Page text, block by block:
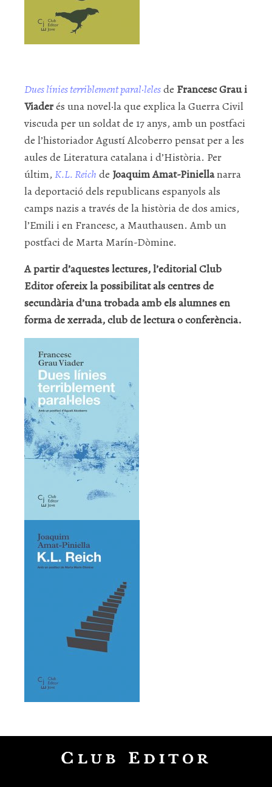
Dues línies terriblement paral·lelesde Francesc Grau i
Viaderés una novel·la que explica la Guerra Civil
viscuda per un soldat de 17 anys, amb un postfaci
de l’historiador Agustí Alcoberro pensat per a les
aules de Literatura catalana i d’Història. Per
últim, K.L. Reich de Joaquim Amat-Piniellanarra
la deportació dels republicans espanyols als
camps nazis a través de la història de dos amics,
l’Emili i en Francesc, a Mauthausen. Amb un
postfaci de Marta Marín-Dòmine.
A partir d’aquestes lectures, l’editorial Club
Editor ofereix la possibilitat als centres de
secundària d’una trobada amb els alumnes en
forma de xerrada, club de lectura o conferència.